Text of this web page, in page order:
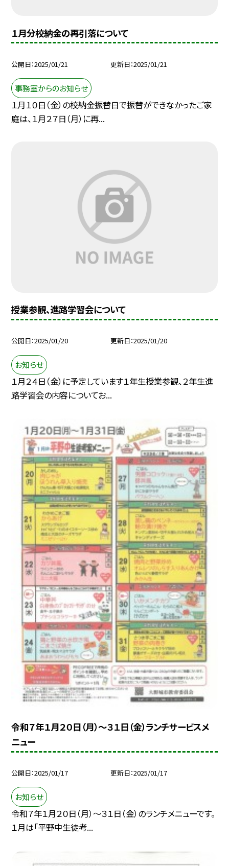
１月分校納金の再引落について
公開日 2025/01/21 更新日 2025/01/21
事務室からのお知らせ
１月１０日（金）の校納金振替日で振替ができなかったご家
庭は、１月２７日（月）に再...
授業参観、進路学習会について
公開日 2025/01/20 更新日 2025/01/20
お知らせ
１月２４日（金）に予定しています１年生授業参観、２年生進
路学習会の内容についてお...
令和７年１月２０日（月）～３１日（金）ランチサービスメ
ニュー
公開日 2025/01/17 更新日 2025/01/17
お知らせ
令和７年１月２０日（月）～３１日（金）のランチメニューです。
１月は「平野中生徒考...